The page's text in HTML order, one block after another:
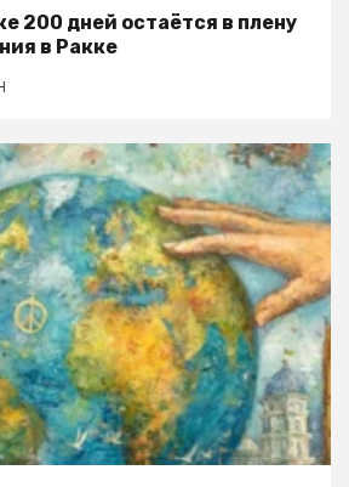
200 дней остаётся в плену
в Ракке